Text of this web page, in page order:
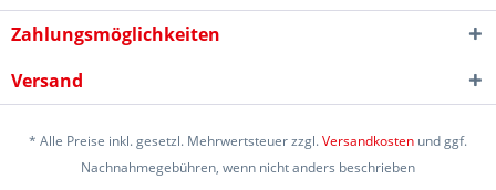
Zahlungsmöglichkeiten
Versand
* Alle Preise inkl. gesetzl. Mehrwertsteuer zzgl.Versandkosten und ggf.
Nachnahmegebühren, wenn nicht anders beschrieben